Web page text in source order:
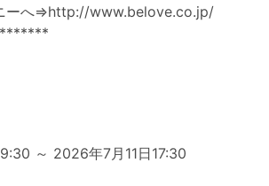
ーへ⇒http://www.belove.co.jp/
～ 2026年7月11日17:30